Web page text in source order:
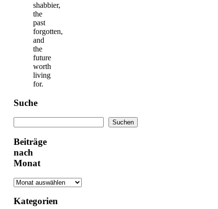
shabbier,
the
past
forgotten,
and
the
future
worth
living
for.
Suche
Suchen
Beiträge
nach
Monat
Kategorien